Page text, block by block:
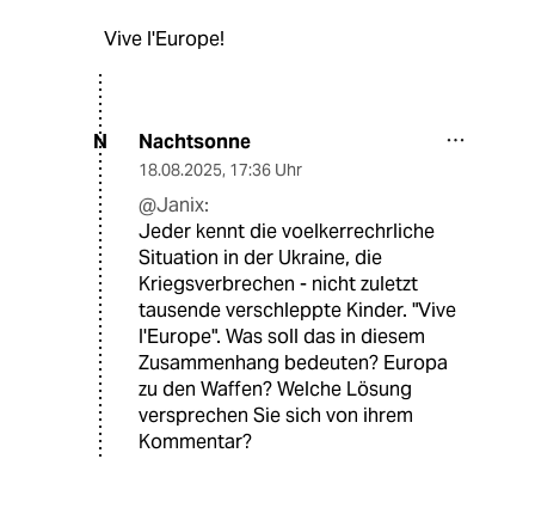
Vive l'Europe!
N Nachtsonne
18.08.2025, 17:36 Uhr
@Janix:
Jeder kennt die voelkerrechrliche
Situation in der Ukraine, die
Kriegsverbrechen - nicht zuletzt
tausende verschleppte Kinder. "Vive
l'Europe". Was soll das in diesem
Zusammenhang bedeuten? Europa
zu den Waffen? Welche Lösung
versprechen Sie sich von ihrem
Kommentar?